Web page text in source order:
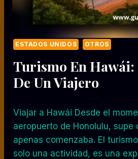
ESTADOS UNIDOS OTROS
Turismo En
De Un Viajero
Viajar a Hawái Desde el
aeropuerto de Honolulu, supe
apenas comenzaba. El
solo una actividad, es una